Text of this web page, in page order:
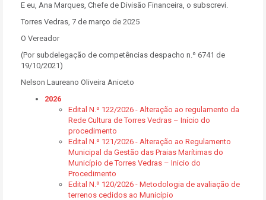
E eu, Ana Marques, Chefe de Divisão Financeira, o subscrevi.
Torres Vedras, 7 de março de 2025
O Vereador
(Por subdelegação de competências despacho n.º 6741 de
19/10/2021)
Nelson Laureano Oliveira Aniceto
2026
Edital N.º 122/2026 - Alteração ao regulamento da
Rede Cultura de Torres Vedras – Início do
procedimento
Edital N.º 121/2026 - Alteração ao Regulamento
Municipal da Gestão das Praias Marítimas do
Município de Torres Vedras – Inicio do
Procedimento
Edital N.º 120/2026 - Metodologia de avaliação de
terrenos cedidos ao Município